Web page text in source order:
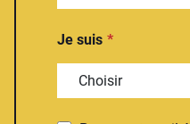
Je suis